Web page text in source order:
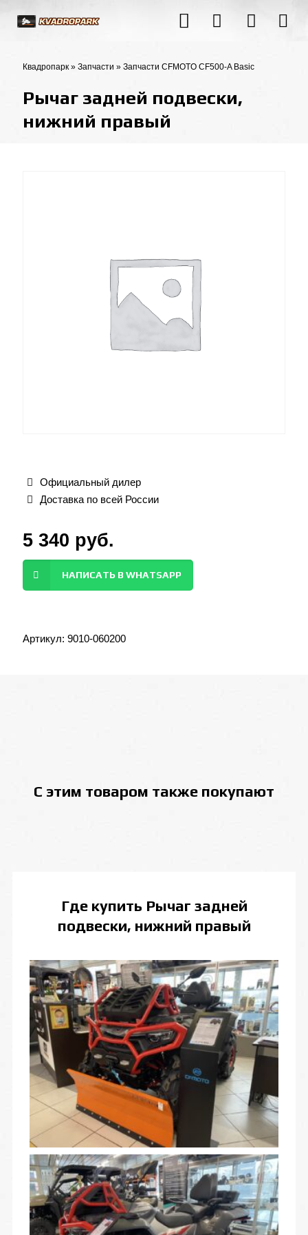
Квадропарк » Запчасти » Запчасти CFMOTO CF500-A Basic
Рычаг задней подвески,
нижний правый
Официальный дилер
Доставка по всей России
5 340 руб.
НАПИСАТЬ В WHATSAPP
Артикул: 9010-060200
С этим товаром также покупают
Где купить Рычаг задней
подвески, нижний правый